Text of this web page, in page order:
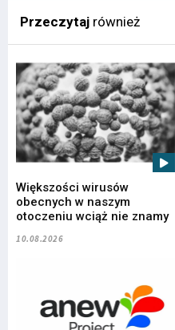
Przeczytaj również
Większości wirusów
obecnych w naszym
otoczeniu wciąż nie znamy
10.08.2026